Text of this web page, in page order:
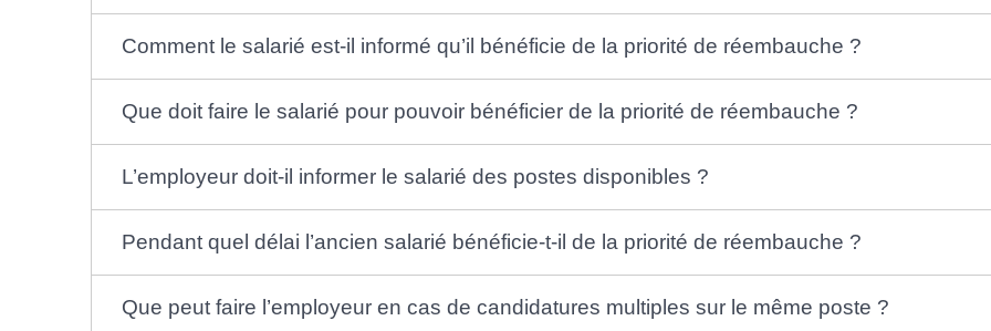
Comment le salarié est-il informé qu’il bénéficie de la priorité de réembauche ?
Que doit faire le salarié pour pouvoir bénéficier de la priorité de réembauche ?
L’employeur doit-il informer le salarié des postes disponibles ?
Pendant quel délai l’ancien salarié bénéficie-t-il de la priorité de réembauche ?
Que peut faire l’employeur en cas de candidatures multiples sur le même poste ?